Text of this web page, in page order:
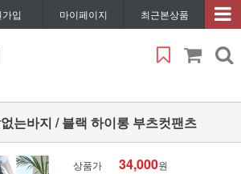
가입 마이페이지 최근본상품
는바지 / 블랙 하이롱 부츠컷팬츠
상품가 34,000원